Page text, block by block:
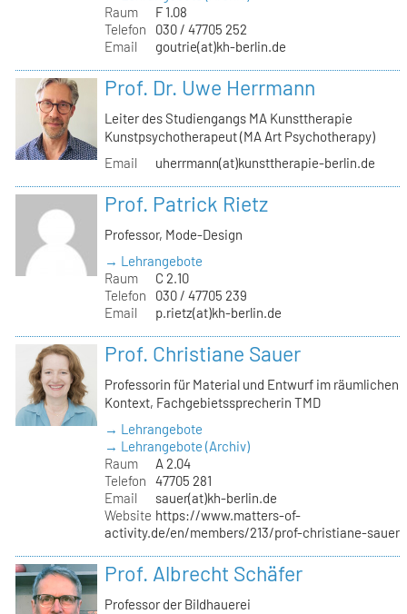
Raum
F 1.08
Telefon
030 / 47705 252
Email
goutrie(at)kh-berlin.de
Prof. Dr. Uwe Herrmann
Leiter des Studiengangs MA Kunsttherapie
Kunstpsychotherapeut (MA Art Psychotherapy)
Email
uherrmann(at)kunsttherapie-berlin.de
Prof. Patrick Rietz
Professor, Mode-Design
→ Lehrangebote
Raum
C 2.10
Telefon
030 / 47705 239
Email
p.rietz(at)kh-berlin.de
Prof. Christiane Sauer
Professorin für Material und Entwurf im räumlichen
Kontext, Fachgebietssprecherin TMD
→ Lehrangebote
→ Lehrangebote (Archiv)
Raum
A 2.04
Telefon
47705 281
Email
sauer(at)kh-berlin.de
Website https://www.matters-of-
activity.de/en/members/213/prof-christiane-sauer
Prof. Albrecht Schäfer
Professor der Bildhauerei